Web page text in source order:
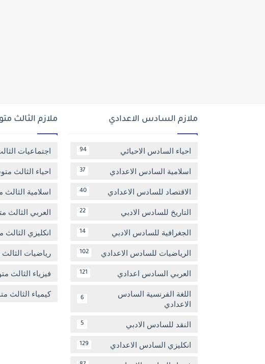
ملازم السادس الاعدادي
احياء السادس الاحيائي 94
اسلامية السادس الاعدادي 37
الاقتصاد للسادس الاعدادي 40
التاريخ للسادس الادبي 22
الجغرافية للسادس الادبي 14
الرياضيات للسادس الاعدادي 102
العربي السادس اعدادي 121
اللغة الفرنسية السادس
الاعدادي
6
النقد للسادس الادبي 5
انكليزي السادس الاعدادي 129
ملازم الثالث
اجتماعيات
احياء الثالث
اسلامية
العربي الثالث
انكليزي
رياضيات
فيزياء الثالث
كيمياء الثالث